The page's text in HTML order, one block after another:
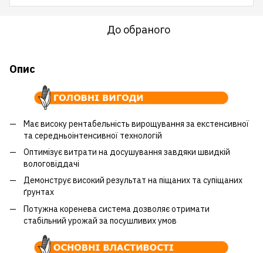
До обраного
Опис
Має високу рентабельність вирощування за екстенсивної
та середньоінтенсивної технологій
Оптимізує витрати на досушування завдяки швидкій
вологовіддачі
Демонструє високий результат на піщаних та супіщаних
ґрунтах
Потужна коренева система дозволяє отримати
стабільний урожай за посушливих умов